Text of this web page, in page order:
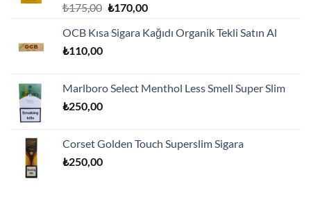
5 üzerinden
oy
aldı
₺175,00 Orijinal
₺175,00.
₺170,00Şu
fiyat:
OCB Kısa Sigara Kağıdı Organik Tekli Satın Al
₺110,00
Marlboro Select Menthol Less Smell Super Slim
₺250,00
Corset Golden Touch Superslim Sigara
₺250,00